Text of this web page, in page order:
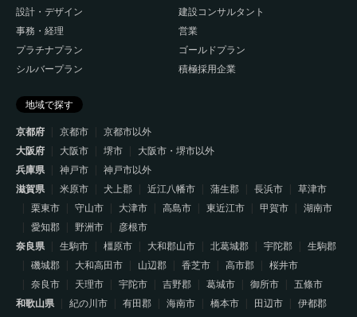
設計・デザイン
建設コンサルタント
事務・経理
営業
プラチナプラン
ゴールドプラン
シルバープラン
積極採用企業
地域で探す
京都府
京都市
京都市以外
大阪府
大阪市 堺市
大阪市・堺市以外
兵庫県
神戸市
神戸市以外
滋賀県
米原市 犬上郡 近江八幡市 蒲生郡 長浜市
草津市
栗東市
守山市 大津市 高島市 東近江市 甲賀市
湖南市
愛知郡
野洲市
彦根市
奈良県
生駒市 橿原市 大和郡山市 北葛城郡 宇陀郡
生駒郡
磯城郡
大和高田市 山辺郡 香芝市 高市郡
桜井市
奈良市
天理市 宇陀市 吉野郡 葛城市 御所市
五條市
和歌山県
紀の川市 有田郡 海南市 橋本市 田辺市
伊都郡